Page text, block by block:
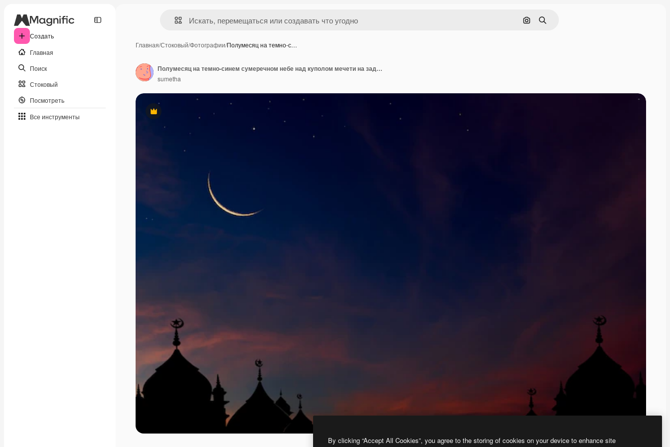
Создать
Главная
Поиск
Стоковый
Посмотреть
Все инструменты
Поиск по изображению
Поиск
Главная/Стоковый/Фотографии/Полумесяц на темно-с…
Премиум
Полумесяц на темно-синем сумеречном небе над куполом мечети на заднем плане
sumetha
By clicking “Accept All Cookies”, you agree to the storing of cookies on your device to enhance site